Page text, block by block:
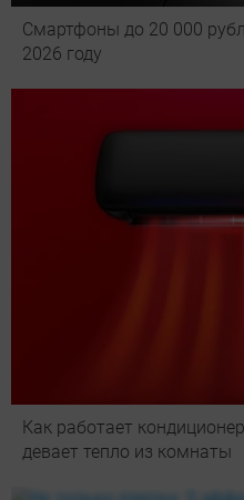
Смартфоны до 20 000
2026 году
Как работает
девает тепло из комнаты